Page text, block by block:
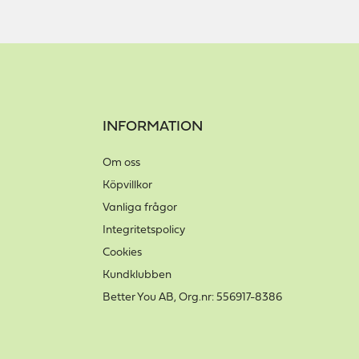
INFORMATION
Om oss
Köpvillkor
Vanliga frågor
Integritetspolicy
Cookies
Kundklubben
Better You AB, Org.nr: 556917-8386